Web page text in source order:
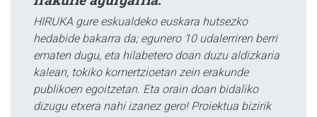
HIRUKA gure eskualdeko euskara hutsezko
hedabide bakarra da; egunero 10 udalerriren berri
ematen dugu, eta hilabetero doan duzu aldizkaria
kalean, tokiko komertzioetan zein erakunde
publikoen egoitzetan. Eta orain doan bidaliko
dizugu etxera nahi izanez gero! Proiektua bizirik